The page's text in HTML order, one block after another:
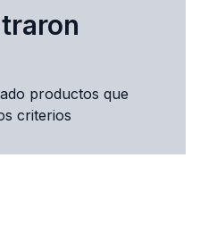
productos que
criterios